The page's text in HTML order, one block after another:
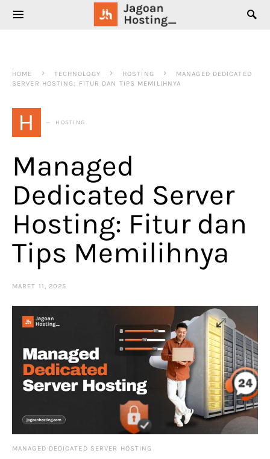
SEARCH FOR:
HOME TECHNOLOGY HOSTING
MANAGED DEDICATED
SERVER HOSTING: FITUR DAN TIPS MEMILIHNYA
H HOSTING
Managed
Dedicated Server
Hosting: Fitur dan
Tips Memilihnya
MARET 11, 2025
MANAGED DEDICATED SERVER HOSTING